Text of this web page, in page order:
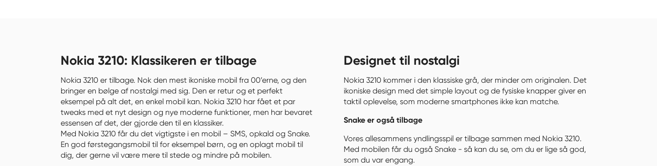
Nokia 3210: Klassikeren er tilbage
Nokia 3210 er tilbage. Nok den mest ikoniske mobil fra 00’erne, og den
bringer en bølge af nostalgi med sig. Den er retur og et perfekt
eksempel på alt det, en enkel mobil kan. Nokia 3210 har fået et par
tweaks med et nyt design og nye moderne funktioner, men har bevaret
essensen af det, der gjorde den til en klassiker.
Med Nokia 3210 får du det vigtigste i en mobil – SMS, opkald og Snake.
En god førstegangsmobil til for eksempel børn, og en oplagt mobil til
dig, der gerne vil være mere til stede og mindre på mobilen.
Designet til nostalgi
Nokia 3210 kommer i den klassiske grå, der minder om originalen. Det
ikoniske design med det simple layout og de fysiske knapper giver en
taktil oplevelse, som moderne smartphones ikke kan matche.
Snake er også tilbage
Vores allesammens yndlingsspil er tilbage sammen med Nokia 3210.
Med mobilen får du også Snake - så kan du se, om du er lige så god,
som du var engang.